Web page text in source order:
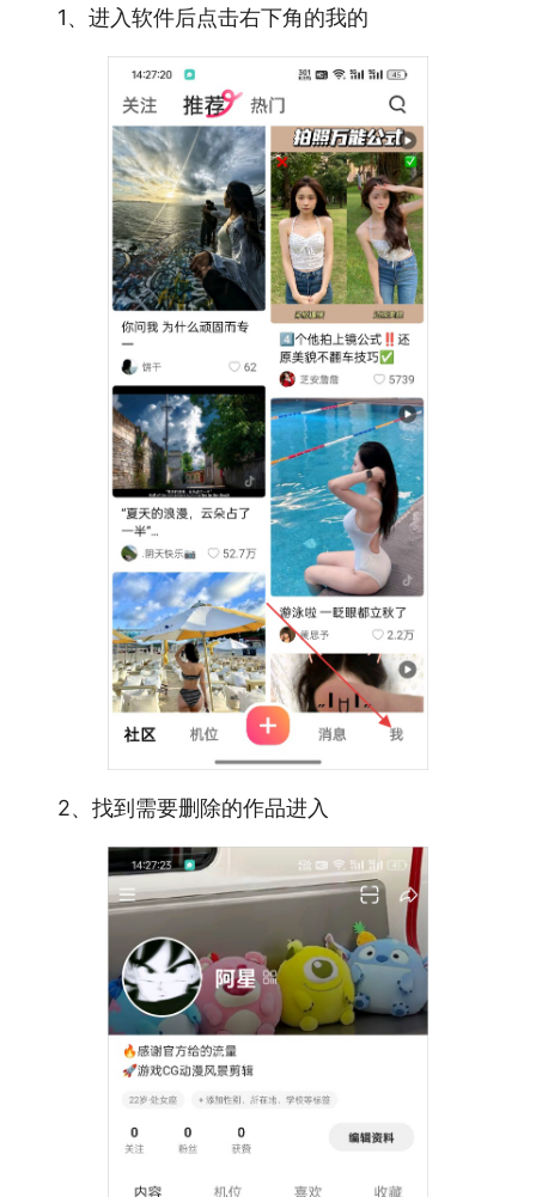
1、进入软件后点击右下角的我的
2、找到需要删除的作品进入